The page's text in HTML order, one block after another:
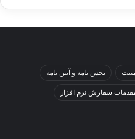
بخش نامه و آیین نامه
سفارش نرم افزار